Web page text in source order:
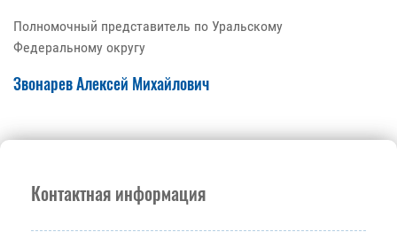
Полномочный представитель по Уральскому
Федеральному округу
Звонарев Алексей Михайлович
Контактная информация